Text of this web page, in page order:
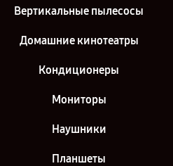
Вертикальные пылесосы
Домашние кинотеатры
Кондиционеры
Мониторы
Наушники
Планшеты